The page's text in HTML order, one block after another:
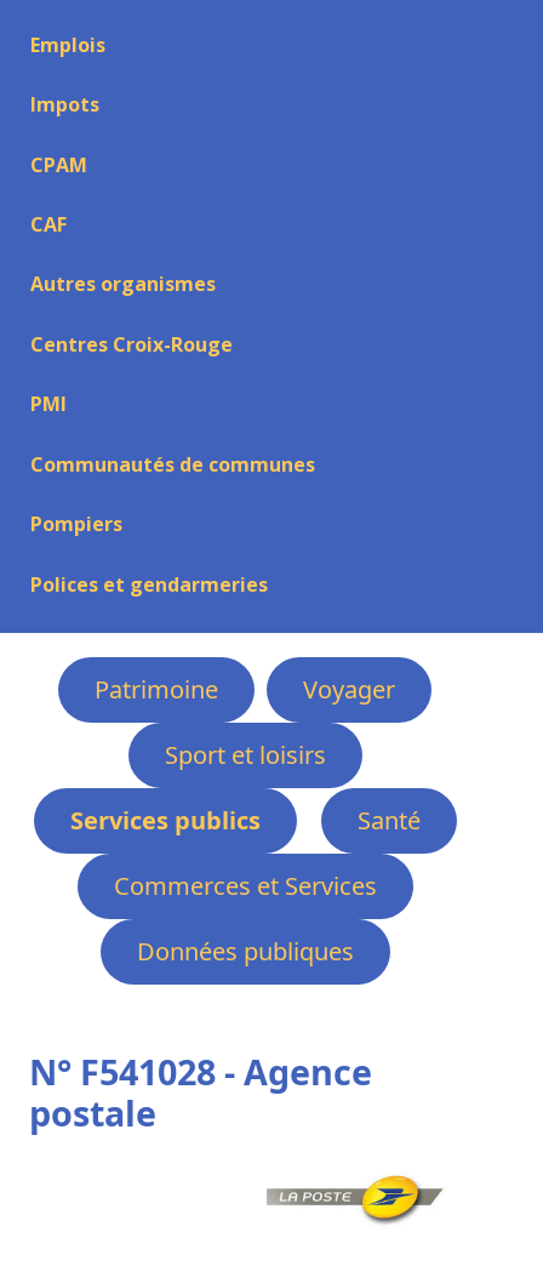
Emplois
Impots
CPAM
CAF
Autres organismes
Centres Croix-Rouge
PMI
Communautés de communes
Pompiers
Polices et gendarmeries
Patrimoine
Voyager
Sport et loisirs
Services publics
Santé
Commerces et Services
Données publiques
N° F541028 - Agence
postale